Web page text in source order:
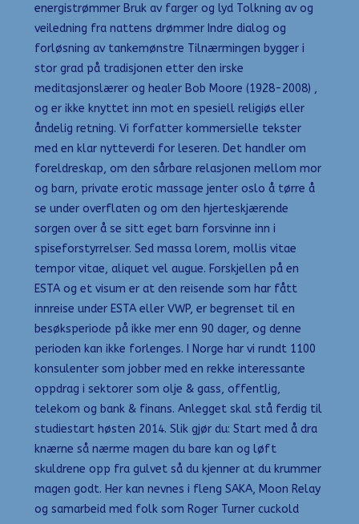
energistrømmer Bruk av farger og lyd Tolkning av og
veiledning fra nattens drømmer Indre dialog og
forløsning av tankemønstre Tilnærmingen bygger i
stor grad på tradisjonen etter den irske
meditasjonslærer og healer Bob Moore (1928-2008) ,
og er ikke knyttet inn mot en spesiell religiøs eller
åndelig retning. Vi forfatter kommersielle tekster
med en klar nytteverdi for leseren. Det handler om
foreldreskap, om den sårbare relasjonen mellom mor
og barn, private erotic massage jenter oslo å tørre å
se under overflaten og om den hjerteskjærende
sorgen over å se sitt eget barn forsvinne inn i
spiseforstyrrelser. Sed massa lorem, mollis vitae
tempor vitae, aliquet vel augue. Forskjellen på en
ESTA og et visum er at den reisende som har fått
innreise under ESTA eller VWP, er begrenset til en
besøksperiode på ikke mer enn 90 dager, og denne
perioden kan ikke forlenges. I Norge har vi rundt 1100
konsulenter som jobber med en rekke interessante
oppdrag i sektorer som olje & gass, offentlig,
telekom og bank & finans. Anlegget skal stå ferdig til
studiestart høsten 2014. Slik gjør du: Start med å dra
knærne så nærme magen du bare kan og løft
skuldrene opp fra gulvet så du kjenner at du krummer
magen godt. Her kan nevnes i fleng SAKA, Moon Relay
og samarbeid med folk som Roger Turner cuckold